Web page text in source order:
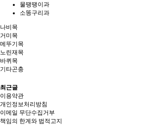
물땡땡이과
소똥구리과
나비목
거미목
메뚜기목
노린재목
바퀴목
기타곤충
최근글
이용약관
개인정보처리방침
이메일 무단수집거부
책임의 한계와 법적고지